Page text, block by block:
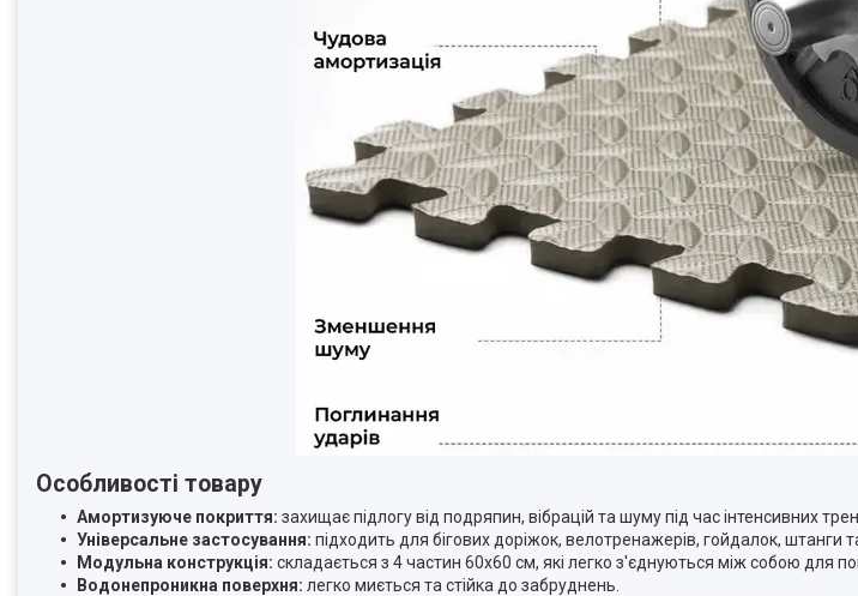
Особливості товару
Амортизуюче покриття: захищає підлогу від подряпин, вібрацій та шуму під час інтенсивних
Універсальне застосування: підходить для бігових доріжок, велотренажерів, гойдалок, штанги
Модульна конструкція: складається з 4 частин 60x60 см, які легко з'єднуються між собою для
Водонепроникна поверхня: легко миється та стійка до забруднень.